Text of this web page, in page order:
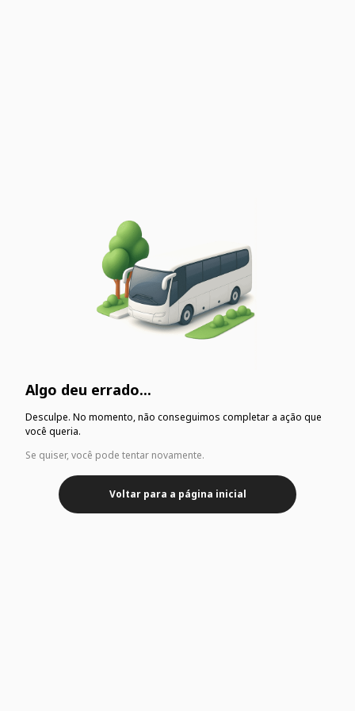
Algo deu errado...
Desculpe. No momento, não conseguimos completar a ação que
você queria.
Se quiser, você pode tentar novamente.
Voltar para a página inicial